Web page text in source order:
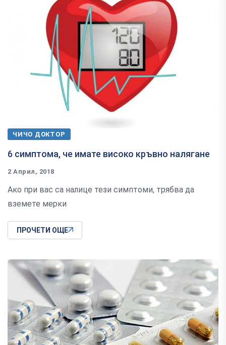
ЧИЧО ДОКТОР
6 симптома, че имате високо кръвно налягане
2 Април, 2018
Ако при вас са налице тези симптоми, трябва да
вземете мерки
ПРОЧЕТИ ОЩЕ